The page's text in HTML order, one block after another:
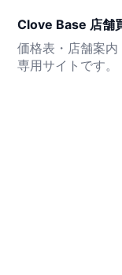
Clove Base 店舗
価格表・店舗案
専用サイトです。